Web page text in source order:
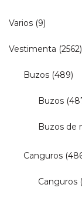
Varios (9)
Vestimenta (2562)
Buzos (489)
Buzos
Buzos de
Canguros
Canguros